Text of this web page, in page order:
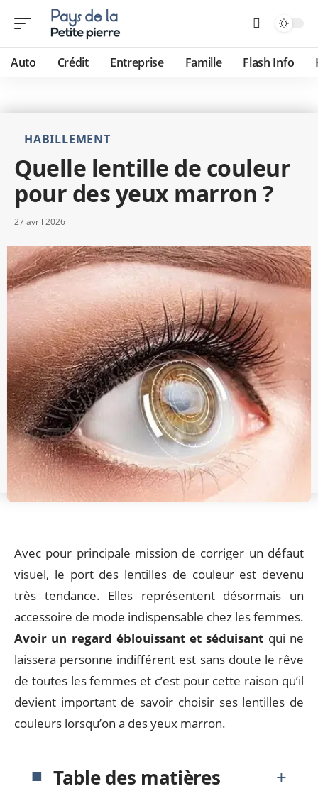
Auto Crédit Entreprise Famille Flash Info
HABILLEMENT
Quelle lentille de couleur
pour des yeux marron ?
27 avril 2026
Avec pour principale mission de corriger un défaut
visuel, le port des lentilles de couleur est devenu
très tendance. Elles représentent désormais un
accessoire de mode indispensable chez les femmes.
Avoir un regard éblouissant et séduisant qui ne
laissera personne indifférent est sans doute le rêve
de toutes les femmes et c’est pour cette raison qu’il
devient important de savoir choisir ses lentilles de
couleurs lorsqu’on a des yeux marron.
Table des matières